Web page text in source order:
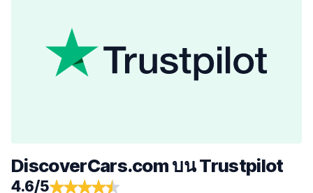
DiscoverCars.com บน Trustpilot
4.6/5